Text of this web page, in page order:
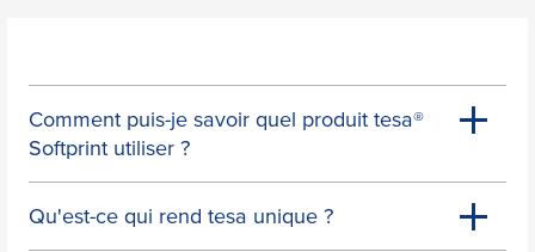
Comment puis-je savoir quel produit tesa®
Softprint utiliser ?
Qu'est-ce qui rend tesa unique ?